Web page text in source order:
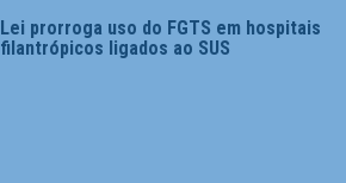
Lei prorroga uso do FGTS em hospitais
filantrópicos ligados ao SUS